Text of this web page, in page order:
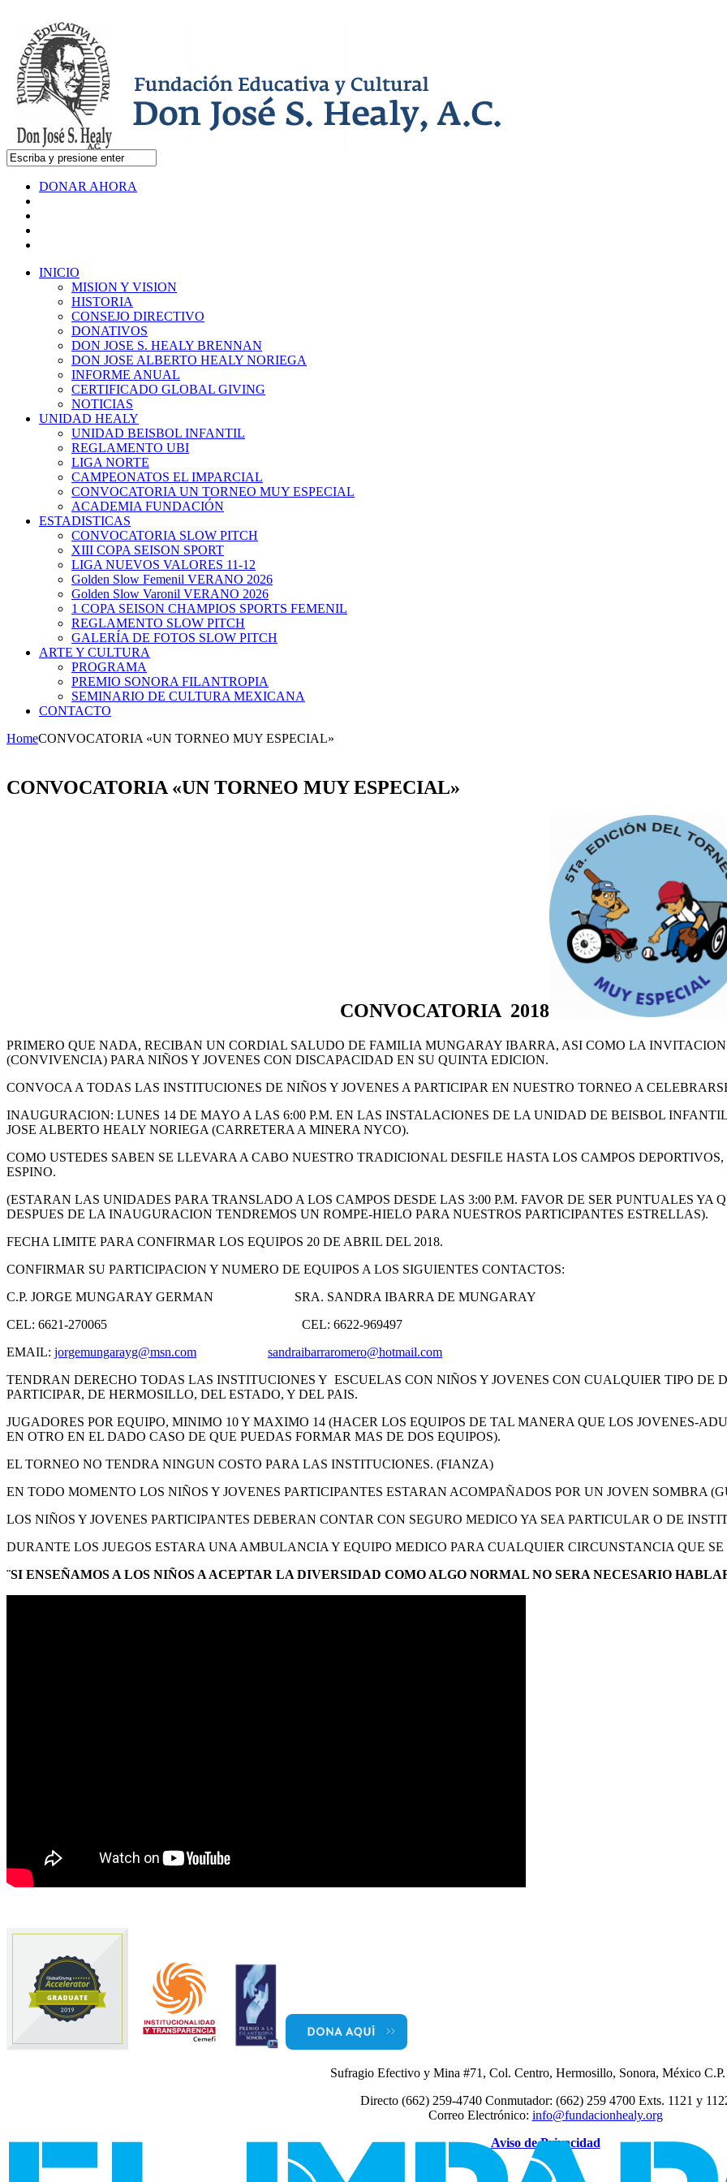
DONAR AHORA
INICIO
MISION Y VISION
HISTORIA
CONSEJO DIRECTIVO
DONATIVOS
DON JOSE S. HEALY BRENNAN
DON JOSE ALBERTO HEALY NORIEGA
INFORME ANUAL
CERTIFICADO GLOBAL GIVING
NOTICIAS
UNIDAD HEALY
UNIDAD BEISBOL INFANTIL
REGLAMENTO UBI
LIGA NORTE
CAMPEONATOS EL IMPARCIAL
CONVOCATORIA UN TORNEO MUY ESPECIAL
ACADEMIA FUNDACIÓN
ESTADISTICAS
CONVOCATORIA SLOW PITCH
XIII COPA SEISON SPORT
LIGA NUEVOS VALORES 11-12
Golden Slow Femenil VERANO 2026
Golden Slow Varonil VERANO 2026
1 COPA SEISON CHAMPIOS SPORTS FEMENIL
REGLAMENTO SLOW PITCH
GALERÍA DE FOTOS SLOW PITCH
ARTE Y CULTURA
PROGRAMA
PREMIO SONORA FILANTROPIA
SEMINARIO DE CULTURA MEXICANA
CONTACTO
HomeCONVOCATORIA «UN TORNEO MUY ESPECIAL»
CONVOCATORIA «UN TORNEO MUY ESPECIAL»
CONVOCATORIA 2018
PRIMERO QUE NADA, RECIBAN UN CORDIAL SALUDO DE FAMILIA MUNGARAY IBARRA, ASI COMO LA
(CONVIVENCIA) PARA NIÑOS Y JOVENES CON DISCAPACIDAD EN SU QUINTA EDICION.
CONVOCA A TODAS LAS INSTITUCIONES DE NIÑOS Y JOVENES A PARTICIPAR EN NUESTRO TORNEO A
INAUGURACION: LUNES 14 DE MAYO A LAS 6:00 P.M. EN LAS INSTALACIONES DE LA UNIDAD DE BEISBOL
JOSE ALBERTO HEALY NORIEGA (CARRETERA A MINERA NYCO).
COMO USTEDES SABEN SE LLEVARA A CABO NUESTRO TRADICIONAL DESFILE HASTA LOS CAMPOS
ESPINO.
(ESTARAN LAS UNIDADES PARA TRANSLADO A LOS CAMPOS DESDE LAS 3:00 P.M. FAVOR DE SER PUNTUALES YA
DESPUES DE LA INAUGURACION TENDREMOS UN ROMPE-HIELO PARA NUESTROS PARTICIPANTES ESTRELLAS).
FECHA LIMITE PARA CONFIRMAR LOS EQUIPOS 20 DE ABRIL DEL 2018.
CONFIRMAR SU PARTICIPACION Y NUMERO DE EQUIPOS A LOS SIGUIENTES CONTACTOS:
C.P. JORGE MUNGARAY GERMAN SRA. SANDRA IBARRA DE MUNGARAY
CEL: 6621-270065 CEL: 6622-969497
EMAIL: jorgemungarayg@msn.com
sandraibarraromero@hotmail.com
TENDRAN DERECHO TODAS LAS INSTITUCIONES Y ESCUELAS CON NIÑOS Y JOVENES CON CUALQUIER TIPO DE
PARTICIPAR, DE HERMOSILLO, DEL ESTADO, Y DEL PAIS.
JUGADORES POR EQUIPO, MINIMO 10 Y MAXIMO 14 (HACER LOS EQUIPOS DE TAL MANERA QUE LOS JOVENES-
EN OTRO EN EL DADO CASO DE QUE PUEDAS FORMAR MAS DE DOS EQUIPOS).
EL TORNEO NO TENDRA NINGUN COSTO PARA LAS INSTITUCIONES. (FIANZA)
EN TODO MOMENTO LOS NIÑOS Y JOVENES PARTICIPANTES ESTARAN ACOMPAÑADOS POR UN JOVEN SOMBRA
LOS NIÑOS Y JOVENES PARTICIPANTES DEBERAN CONTAR CON SEGURO MEDICO YA SEA PARTICULAR O DE
DURANTE LOS JUEGOS ESTARA UNA AMBULANCIA Y EQUIPO MEDICO PARA CUALQUIER CIRCUNSTANCIA QUE
¨SI ENSEÑAMOS A LOS NIÑOS A ACEPTAR LA DIVERSIDAD COMO ALGO NORMAL NO SERA NECESARIO
Sufragio Efectivo y Mina #71, Col. Centro, Hermosillo, Sonora, México
Directo (662) 259-4740 Conmutador: (662) 259 4700 Exts. 1121 y
Correo Electrónico: info@fundacionhealy.org
Aviso de Privacidad